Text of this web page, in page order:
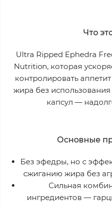
Что
Ultra Ripped Ephedra
Nutrition, которая
контролировать
жира без
капсул —
Основные
Без эфедры, но с
сжиганию жира без
Сильная
ингредиентов —